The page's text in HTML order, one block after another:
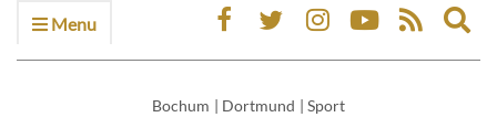
Menu
Bochum | Dortmund | Sport